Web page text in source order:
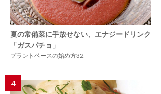
夏の常備菜に手放せない、エナジードリンク
「ガスパチョ」
プラントベースの始め方32
4